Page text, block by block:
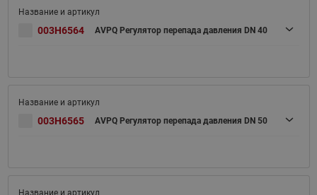
003H6564 AVPQ Регулятор перепада давления DN 40
003H6565 AVPQ Регулятор перепада давления DN 50